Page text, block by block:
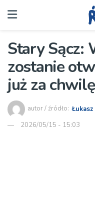
Stary Sącz:
zostanie
już za
autor / źródło:
2026/05/15 - 15:03